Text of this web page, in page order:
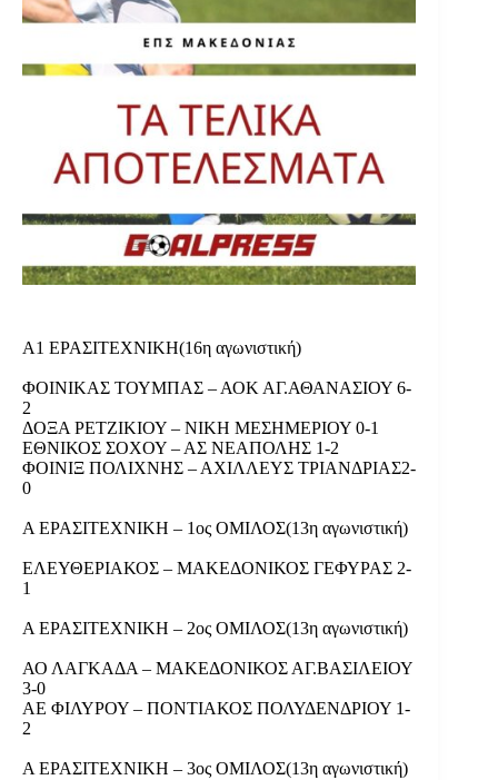
Α1 ΕΡΑΣΙΤΕΧΝΙΚΗ(16η αγωνιστική)
ΦΟΙΝΙΚΑΣ ΤΟΥΜΠΑΣ – ΑΟΚ ΑΓ.ΑΘΑΝΑΣΙΟΥ 6-
2
ΔΟΞΑ ΡΕΤΖΙΚΙΟΥ – ΝΙΚΗ ΜΕΣΗΜΕΡΙΟΥ 0-1
ΕΘΝΙΚΟΣ ΣΟΧΟΥ – ΑΣ ΝΕΑΠΟΛΗΣ 1-2
ΦΟΙΝΙΞ ΠΟΛΙΧΝΗΣ – ΑΧΙΛΛΕΥΣ ΤΡΙΑΝΔΡΙΑΣ2-
0
Α ΕΡΑΣΙΤΕΧΝΙΚΗ – 1ος ΟΜΙΛΟΣ(13η αγωνιστική)
ΕΛΕΥΘΕΡΙΑΚΟΣ – ΜΑΚΕΔΟΝΙΚΟΣ ΓΕΦΥΡΑΣ 2-
1
Α ΕΡΑΣΙΤΕΧΝΙΚΗ – 2ος ΟΜΙΛΟΣ(13η αγωνιστική)
ΑΟ ΛΑΓΚΑΔΑ – ΜΑΚΕΔΟΝΙΚΟΣ ΑΓ.ΒΑΣΙΛΕΙΟΥ
3-0
ΑΕ ΦΙΛΥΡΟΥ – ΠΟΝΤΙΑΚΟΣ ΠΟΛΥΔΕΝΔΡΙΟΥ 1-
2
Α ΕΡΑΣΙΤΕΧΝΙΚΗ – 3ος ΟΜΙΛΟΣ(13η αγωνιστική)